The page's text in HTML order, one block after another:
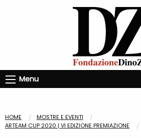
Menu
HOME
MOSTRE E EVENTI
ARTEAM CUP 2020 | VI EDIZIONE PREMIAZIONE